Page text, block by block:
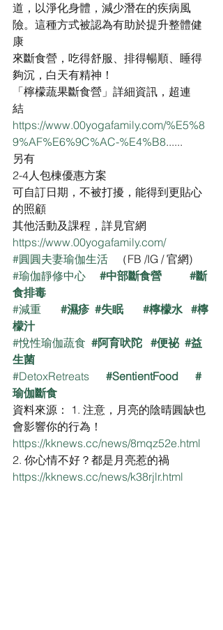
道，以淨化身體，減少潛在的疾病風
險。這種方式被認為有助於提升整體健
康
來斷食營，吃得舒服、排得暢順、睡得
夠沉，白天有精神！
「檸檬蔬果斷食營」詳細資訊，超連
結
https://www.00yogafamily.com/%E5%8
9%AF%E6%9C%AC-%E4%B8......
另有
2-4人包棟優惠方案
可自訂日期，不被打擾，能得到更貼心
的照顧
其他活動及課程，詳見官網
https://www.00yogafamily.com/
#圓圓夫妻瑜伽生活 （FB /IG / 官網)
#瑜伽靜修中心
#中部斷食營
#斷
食排毒
#減重
#濕疹 #失眠 #檸檬水 #檸
檬汁
#悅性瑜伽蔬食 #阿育吠陀 #便袐 #益
生菌
#DetoxRetreats
#SentientFood
#
瑜伽斷食
資料來源： 1. 注意，月亮的陰晴圓缺也
會影響你的行為！
https://kknews.cc/news/8mqz52e.html
2. 你心情不好？都是月亮惹的禍
https://kknews.cc/news/k38rjlr.html